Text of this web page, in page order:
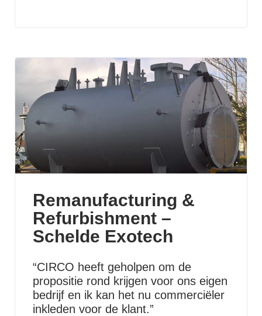
Remanufacturing &
Refurbishment –
Schelde Exotech
“CIRCO heeft geholpen om de
propositie rond krijgen voor ons eigen
bedrijf en ik kan het nu commerciëler
inkleden voor de klant.”